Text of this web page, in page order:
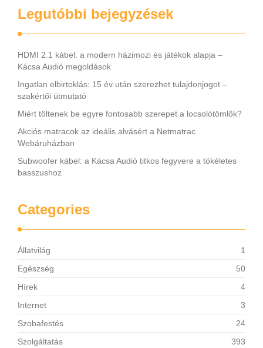
Legutóbbi bejegyzések
HDMI 2.1 kábel: a modern házimozi és játékok alapja –
Kácsa Audió megoldások
Ingatlan elbirtoklás: 15 év után szerezhet tulajdonjogot –
szakértői útmutató
Miért töltenek be egyre fontosabb szerepet a locsolótömlők?
Akciós matracok az ideális alvásért a Netmatrac
Webáruházban
Subwoofer kábel: a Kácsa Audió titkos fegyvere a tökéletes
basszushoz
Categories
Állatvilág
1
Egészség
50
Hírek
4
Internet
3
Szobafestés
24
Szolgáltatás
393